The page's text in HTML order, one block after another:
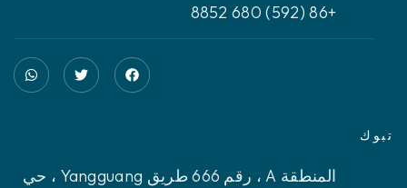
+86 (592) 680 8852
تبوك
المنطقة A ، رقم 666 طريق Yangguang ، حي